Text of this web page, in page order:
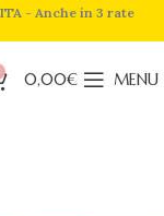
- Anche in 3 rate
0,00€ MENU